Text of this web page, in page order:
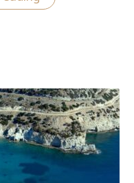
Ταξίδι
ο
Καζαντζάκης”